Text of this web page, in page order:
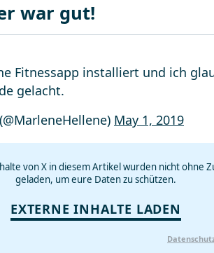
war gut!
Fitnessapp installiert und ich
gelacht.
May 1, 2019
von X in diesem Artikel wurden nicht ohne
geladen, um eure Daten zu schützen.
EXTERNE INHALTE LADEN